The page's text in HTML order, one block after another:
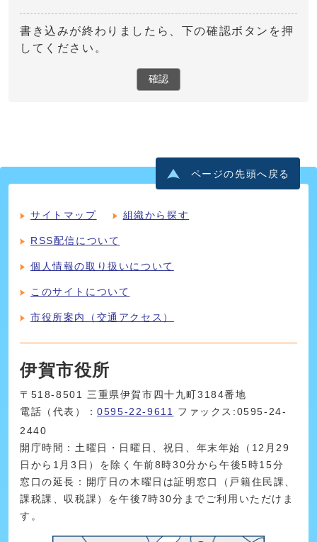
書き込みが終わりましたら、下の確認ボタンを押
してください。
確認
ページの先頭へ戻る
サイトマップ 組織から探す
RSS配信について
個人情報の取り扱いについて
このサイトについて
市役所案内（交通アクセス）
伊賀市役所
〒518-8501 三重県伊賀市四十九町3184番地
電話（代表）：0595-22-9611 ファックス:0595-24-
2440
開庁時間：土曜日・日曜日、祝日、年末年始（12月29
日から1月3日）を除く午前8時30分から午後5時15分
窓口の延長：開庁日の木曜日は証明窓口（戸籍住民課、
課税課、収税課）を午後7時30分までご利用いただけま
す。